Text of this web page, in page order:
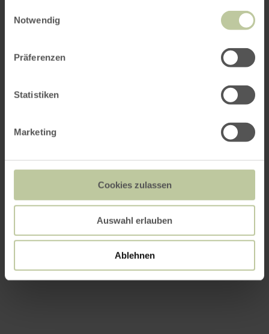
Notwendig
Präferenzen
Statistiken
Marketing
Cookies zulassen
Auswahl erlauben
Ablehnen